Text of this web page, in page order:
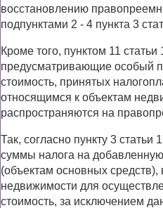
восстановлению
подпунктами 2 - 4 пункта 3
Кроме того, пунктом 11
предусматривающие особый
стоимость, принятых
относящимся к объектам
распространяются на
Так, согласно пункту 3
суммы налога на
(объектам основных
недвижимости для
стоимость, за исключением